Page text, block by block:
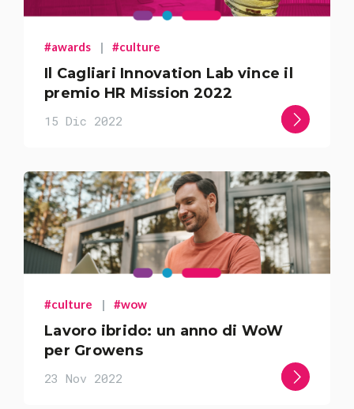
All
Comunicati Stampa
Stories
#awards | #culture
Il Cagliari Innovation Lab vince il
premio HR Mission 2022
15 Dic 2022
#culture | #wow
Lavoro ibrido: un anno di WoW
per Growens
23 Nov 2022